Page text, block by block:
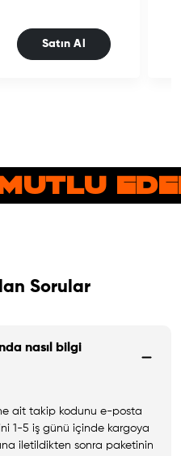
Satın Al
Sorular
nasıl bilgi
ait takip kodunu e-posta
1-5 iş günü içinde kargoya
iletildikten sonra paketinin